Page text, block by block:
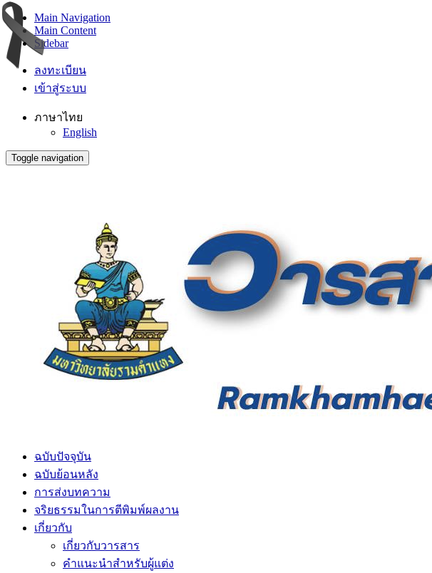
Main Navigation
Main Content
Sidebar
ลงทะเบียน
เข้าสู่ระบบ
ภาษาไทย
English
Toggle navigation
ฉบับปัจจุบัน
ฉบับย้อนหลัง
การส่งบทความ
จริยธรรมในการตีพิมพ์ผลงาน
เกี่ยวกับ
เกี่ยวกับวารสาร
คำแนะนำสำหรับผู้แต่ง